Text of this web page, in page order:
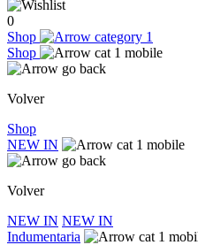
0
Shop
Shop
Volver
Shop
NEW IN
Volver
NEW IN NEW IN
Indumentaria